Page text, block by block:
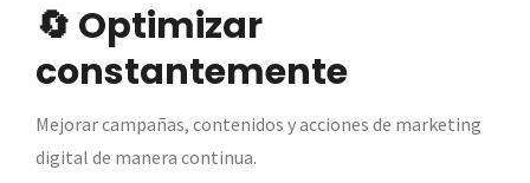
🔄 Optimizar
constantemente
Mejorar campañas, contenidos y acciones de marketing
digital de manera continua.